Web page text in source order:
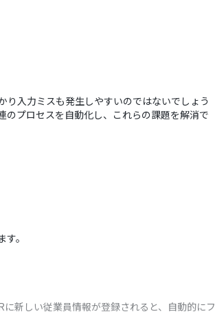
入力ミスも発生しやすいのではないでしょう
プロセスを自動化し、これらの課題を解消で
。
新しい従業員情報が登録されると、自動的にフ